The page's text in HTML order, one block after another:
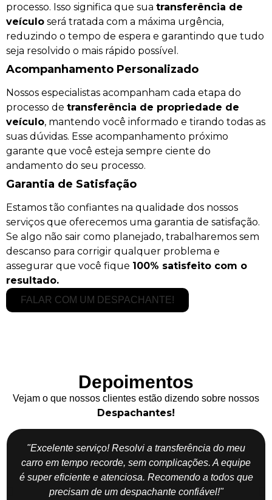
processo. Isso significa que sua transferência de
veículo será tratada com a máxima urgência,
reduzindo o tempo de espera e garantindo que tudo
seja resolvido o mais rápido possível.
Acompanhamento Personalizado
Nossos especialistas acompanham cada etapa do
processo de transferência de propriedade de
veículo, mantendo você informado e tirando todas as
suas dúvidas. Esse acompanhamento próximo
garante que você esteja sempre ciente do
andamento do seu processo.
Garantia de Satisfação
Estamos tão confiantes na qualidade dos nossos
serviços que oferecemos uma garantia de satisfação.
Se algo não sair como planejado, trabalharemos sem
descanso para corrigir qualquer problema e
assegurar que você fique 100% satisfeito com o
resultado.
FALAR COM UM DESPACHANTE!
Depoimentos
Vejam o que nossos clientes estão dizendo sobre nossos
Despachantes!
"Excelente serviço! Resolvi a transferência do meu
carro em tempo recorde, sem complicações. A equipe
é super eficiente e atenciosa. Recomendo a todos que
precisam de um despachante confiável!"